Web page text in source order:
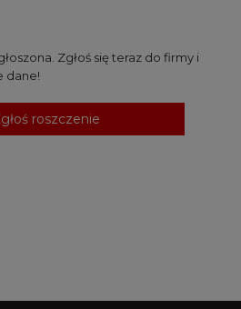
Zgłoś się teraz do firmy i
dane!
roszczenie